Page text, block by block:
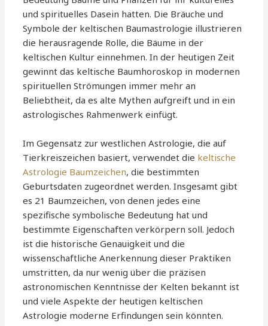
und spirituelles Dasein hatten. Die Bräuche und
Symbole der keltischen Baumastrologie illustrieren
die herausragende Rolle, die Bäume in der
keltischen Kultur einnehmen. In der heutigen Zeit
gewinnt das keltische Baumhoroskop in modernen
spirituellen Strömungen immer mehr an
Beliebtheit, da es alte Mythen aufgreift und in ein
astrologisches Rahmenwerk einfügt.
Im Gegensatz zur westlichen Astrologie, die auf
Tierkreiszeichen basiert, verwendet die keltische
Astrologie Baumzeichen, die bestimmten
Geburtsdaten zugeordnet werden. Insgesamt gibt
es 21 Baumzeichen, von denen jedes eine
spezifische symbolische Bedeutung hat und
bestimmte Eigenschaften verkörpern soll. Jedoch
ist die historische Genauigkeit und die
wissenschaftliche Anerkennung dieser Praktiken
umstritten, da nur wenig über die präzisen
astronomischen Kenntnisse der Kelten bekannt ist
und viele Aspekte der heutigen keltischen
Astrologie moderne Erfindungen sein könnten.